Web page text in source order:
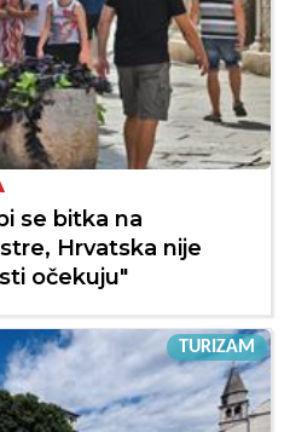
se bitka na
Hrvatska nije
očekuju"
TURIZAM